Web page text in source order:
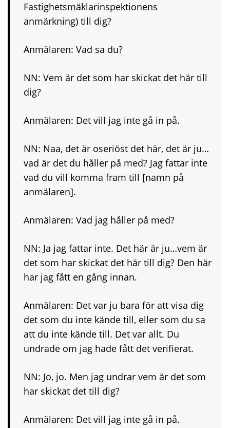
Fastighetsmäklarinspektionens
anmärkning) till dig?
Anmälaren: Vad sa du?
NN: Vem är det som har skickat det här till
dig?
Anmälaren: Det vill jag inte gå in på.
NN: Naa, det är oseriöst det här, det är ju…
vad är det du håller på med? Jag fattar inte
vad du vill komma fram till [namn på
anmälaren].
Anmälaren: Vad jag håller på med?
NN: Ja jag fattar inte. Det här är ju…vem är
det som har skickat det här till dig? Den här
har jag fått en gång innan.
Anmälaren: Det var ju bara för att visa dig
det som du inte kände till, eller som du sa
att du inte kände till. Det var allt. Du
undrade om jag hade fått det verifierat.
NN: Jo, jo. Men jag undrar vem är det som
har skickat det till dig?
Anmälaren: Det vill jag inte gå in på.